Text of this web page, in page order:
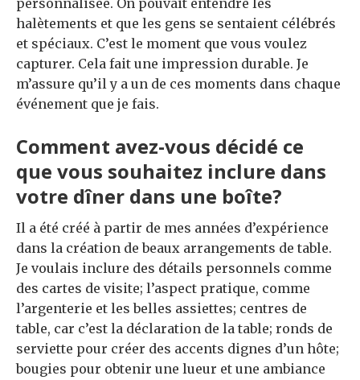
personnalisée. On pouvait entendre les
halètements et que les gens se sentaient célébrés
et spéciaux. C’est le moment que vous voulez
capturer. Cela fait une impression durable. Je
m’assure qu’il y a un de ces moments dans chaque
événement que je fais.
Comment avez-vous décidé ce
que vous souhaitez inclure dans
votre dîner dans une boîte?
Il a été créé à partir de mes années d’expérience
dans la création de beaux arrangements de table.
Je voulais inclure des détails personnels comme
des cartes de visite; l’aspect pratique, comme
l’argenterie et les belles assiettes; centres de
table, car c’est la déclaration de la table; ronds de
serviette pour créer des accents dignes d’un hôte;
bougies pour obtenir une lueur et une ambiance